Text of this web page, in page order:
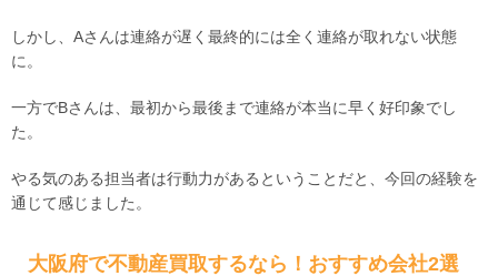
しかし、Aさんは連絡が遅く最終的には全く連絡が取れない状態
に。
一方でBさんは、最初から最後まで連絡が本当に早く好印象でし
た。
やる気のある担当者は行動力があるということだと、今回の経験を
通じて感じました。
大阪府で不動産買取するなら！おすすめ会社2選